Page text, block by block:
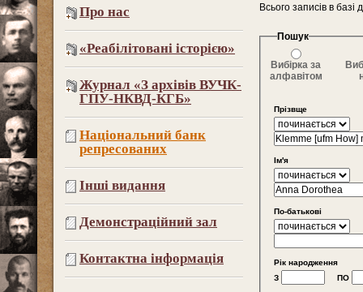
Про нас
«Реабілітовані історією»
Журнал «З архівів ВУЧК-
ГПУ-НКВД-КГБ»
Національний банк
репресованих
Інші видання
Демонстраційний зал
Контактна інформація
Всього записів в базі
Пошук
Вибірка за
алфавітом
Прізвще
Ім'я
По-батькові
Рік народження
З
ПО